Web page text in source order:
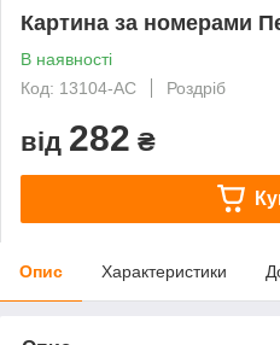
Картина за номерами
В наявності
Код: 13104-AC
Роздріб
від 282 ₴
Опис Характеристики